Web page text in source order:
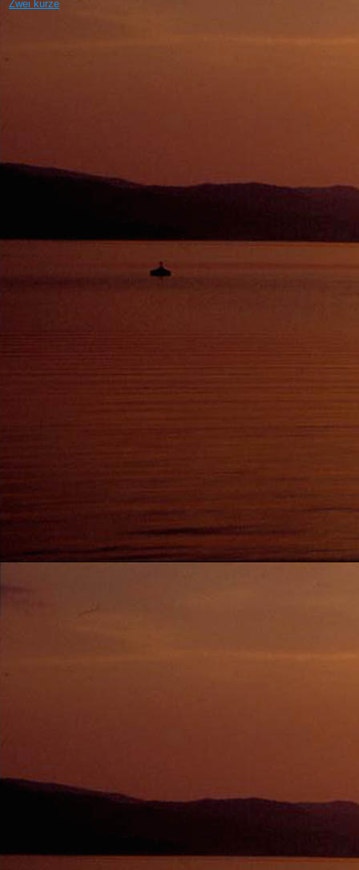
Zwei kurze